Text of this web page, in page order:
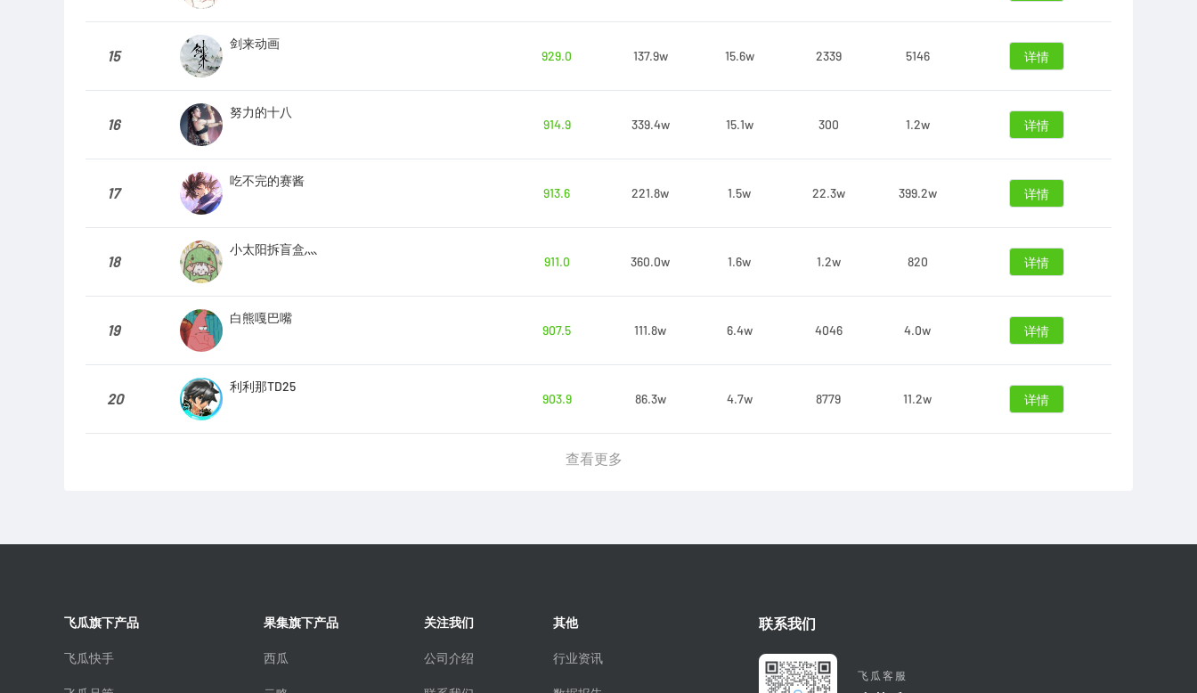
15
剑来动画
929.0
137.9w 15.6w 2339 5146 详情
16
努力的十八
914.9
339.4w 15.1w 300 1.2w 详情
17
吃不完的赛酱
913.6
221.8w 1.5w 22.3w 399.2w 详情
18
小太阳拆盲盒灬
911.0
360.0w 1.6w 1.2w 820 详情
19
白熊嘎巴嘴
907.5
111.8w 6.4w 4046 4.0w 详情
20
利利那TD25
903.9
86.3w 4.7w 8779 11.2w 详情
查看更多
飞瓜旗下产品
飞瓜快手
果集旗下产品
西瓜
关注我们
公司介绍
其他
行业资讯
联系我们
飞瓜客服